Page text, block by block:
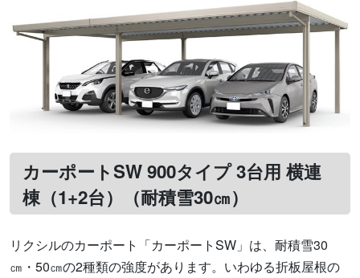
カーポートSW 900タイプ 3台用 横連
棟（1+2台）（耐積雪30㎝）
リクシルのカーポート「カーポートSW」は、耐積雪30
㎝・50㎝の2種類の強度があります。いわゆる折板屋根の